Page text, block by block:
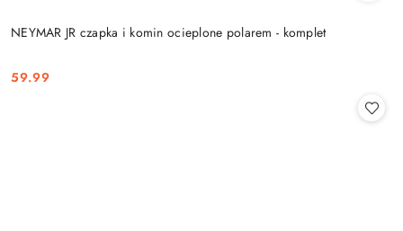
NEYMAR JR czapka i komin ocieplone polarem - komplet
Cena:
59.99